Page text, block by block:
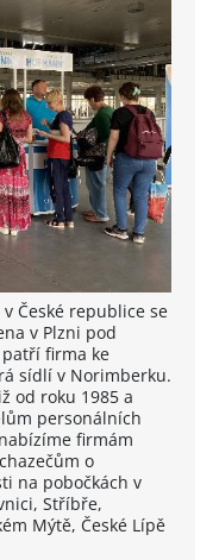
České republice se
v Plzni pod
patří firma ke
sídlí v Norimberku.
od roku 1985 a
personálních
firmám
o
na pobočkách v
Stříbře,
Mýtě, České Lípě